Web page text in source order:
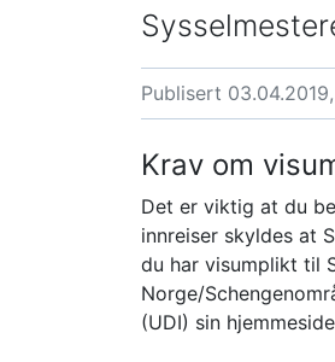
Publisert
Krav om
Det er viktig at du
innreiser skyldes at
du har visumplikt til
Norge/
(UDI) sin